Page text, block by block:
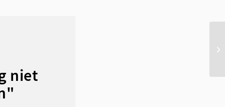
niet